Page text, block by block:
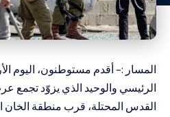
المسار :– أقدم مستوطنون، اليوم
الرئيسي والوحيد الذي يزوّد تجمع
القدس المحتلة، قرب منطقة الخان